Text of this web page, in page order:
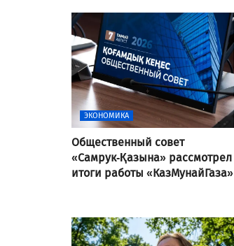
ЭКОНОМИКА
Общественный совет
«Самрук-Қазына» рассмотрел
итоги работы «КазМунайГаза»